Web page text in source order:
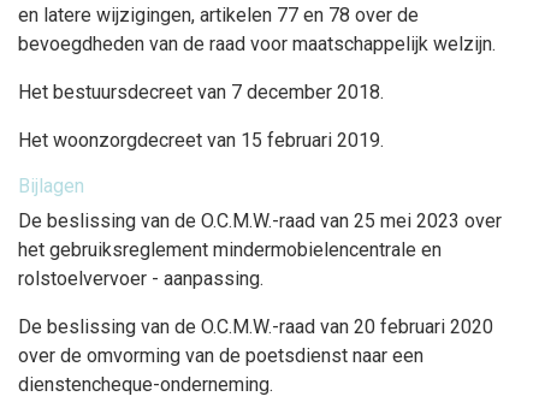
en latere wijzigingen, artikelen 77 en 78 over de
bevoegdheden van de raad voor maatschappelijk welzijn.
Het bestuursdecreet van 7 december 2018.
Het woonzorgdecreet van 15 februari 2019.
Bijlagen
De beslissing van de O.C.M.W.-raad van 25 mei 2023 over
het gebruiksreglement mindermobielencentrale en
rolstoelvervoer - aanpassing.
De beslissing van de O.C.M.W.-raad van 20 februari 2020
over de omvorming van de poetsdienst naar een
dienstencheque-onderneming.